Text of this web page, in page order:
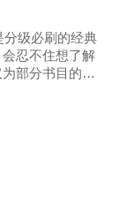
分级必刷的经典
忍不住想了解
部分书目的精